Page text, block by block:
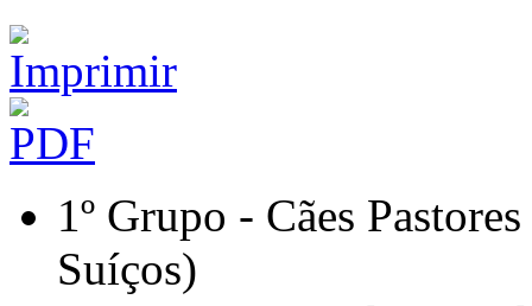
1º Grupo - Cães
Suíços)